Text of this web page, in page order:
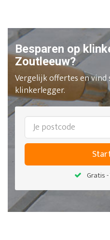
Besparen op
Zoutleeuw?
Vergelijk offertes en vind
klinkerlegger.
Gratis